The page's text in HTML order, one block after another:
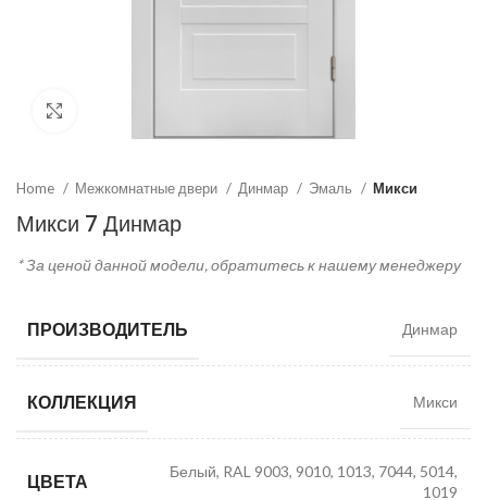
Home Межкомнатные двери Динмар Эмаль Микси
Микси 7 Динмар
* За ценой данной модели, обратитесь к нашему менеджеру
ПРОИЗВОДИТЕЛЬ Динмар
КОЛЛЕКЦИЯ Микси
ЦВЕТА
Белый, RAL 9003, 9010, 1013, 7044, 5014,
1019